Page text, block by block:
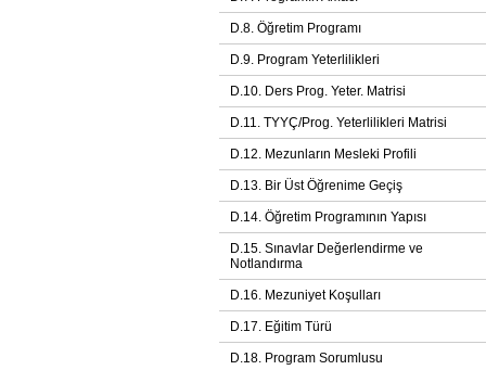
D.8. Öğretim Programı
D.9. Program Yeterlilikleri
D.10. Ders Prog. Yeter. Matrisi
D.11. TYYÇ/Prog. Yeterlilikleri Matrisi
D.12. Mezunların Mesleki Profili
D.13. Bir Üst Öğrenime Geçiş
D.14. Öğretim Programının Yapısı
D.15. Sınavlar Değerlendirme ve
Notlandırma
D.16. Mezuniyet Koşulları
D.17. Eğitim Türü
D.18. Program Sorumlusu